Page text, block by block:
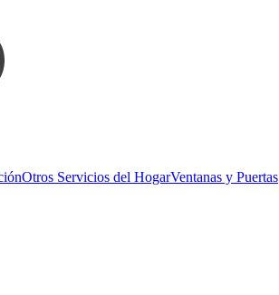
Otros Servicios del HogarVentanas y Puertas